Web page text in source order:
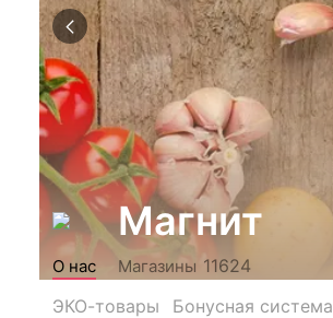
Магнит
О нас Магазины 11624
ЭКО-товары
Бонусная система